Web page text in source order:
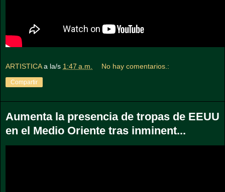
ARTISTICA a la/s 1:47 a.m. No hay comentarios.:
Compartir
Aumenta la presencia de tropas de EEUU
en el Medio Oriente tras inminent...